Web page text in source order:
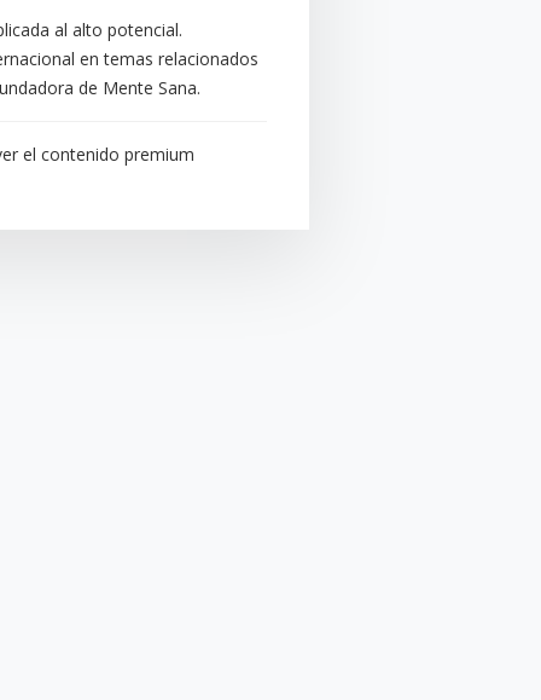
al alto potencial.
en temas relacionados
de Mente Sana.
el contenido premium